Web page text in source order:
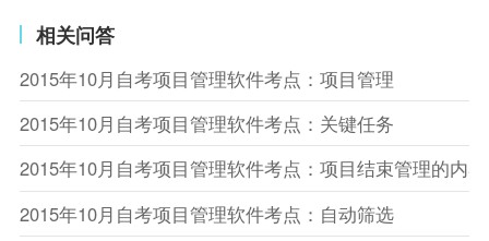
相关问答
2015年10月自考项目管理软件考点：项目管理
2015年10月自考项目管理软件考点：关键任务
2015年10月自考项目管理软件考点：项目结束管理的内容
2015年10月自考项目管理软件考点：自动筛选